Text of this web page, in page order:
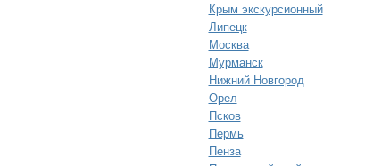
Крым экскурсионный
Липецк
Москва
Мурманск
Нижний Новгород
Орел
Псков
Пермь
Пенза